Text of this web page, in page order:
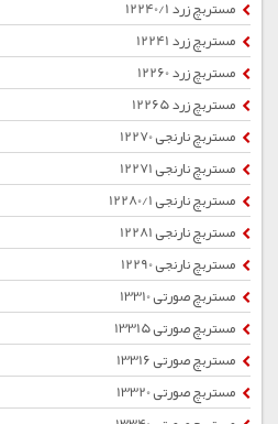
مستربچ زرد 12240/1
مستربچ زرد 12241
مستربچ زرد 12260
مستربچ زرد 12265
مستربچ نارنجی 12270
مستربچ نارنجی 12271
مستربچ نارنجی 12280/1
مستربچ نارنجی 12281
مستربچ نارنجی 12290
مستربچ صورتی 13310
مستربچ صورتی 13315
مستربچ صورتی 13316
مستربچ صورتی 13320